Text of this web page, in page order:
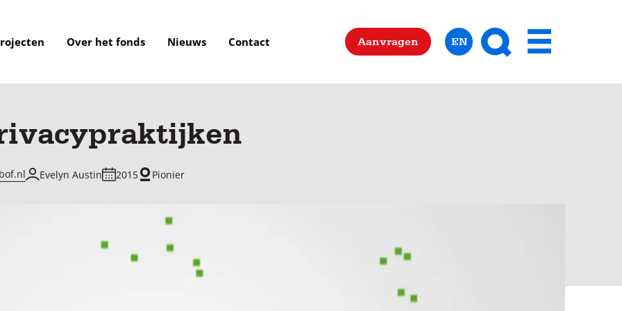
Over het fonds Nieuws Contact Aanvragen EN
Zoeken
Menu
Evelyn Austin 2015 Pionier